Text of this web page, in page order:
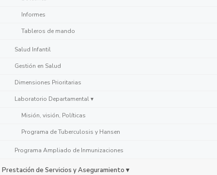
Informes
Tableros de mando
Salud Infantil
Gestión en Salud
Dimensiones Prioritarias
Laboratorio Departamental ▾
Misión, visión, Políticas
Programa de Tuberculosis y Hansen
Programa Ampliado de Inmunizaciones
Prestación de Servicios y Aseguramiento ▾